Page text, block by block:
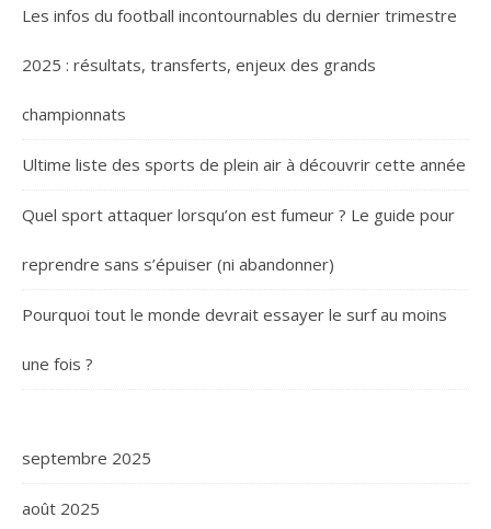
Les infos du football incontournables du dernier trimestre
2025 : résultats, transferts, enjeux des grands
championnats
Ultime liste des sports de plein air à découvrir cette année
Quel sport attaquer lorsqu’on est fumeur ? Le guide pour
reprendre sans s’épuiser (ni abandonner)
Pourquoi tout le monde devrait essayer le surf au moins
une fois ?
septembre 2025
août 2025